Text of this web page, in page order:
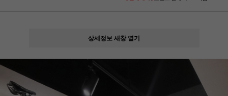
상세정보 새창 열기